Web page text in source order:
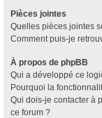
Pièces jointes
Quelles pièces jointes
Comment puis-je
À propos de phpBB
Qui a développé ce
Pourquoi la
Qui dois-je contacter à
ce forum ?